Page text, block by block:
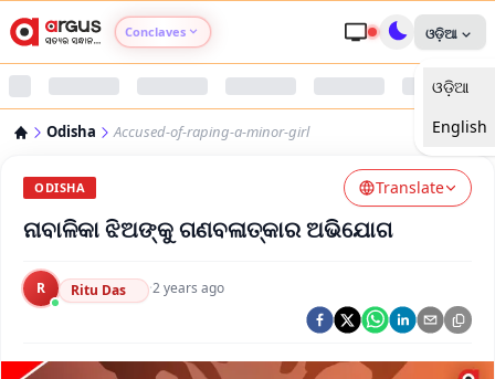
Conclaves
Argus Nari Shakti
Argus Swaad Odisha
ଓଡ଼ିଆ
ଓଡ଼ିଆ
English
Odisha Accused-of-raping-a-minor-girl
ODISHA Translate
ନାବାଳିକା ଝିଅଙ୍କୁ ଗଣବଳାତ୍କାର ଅଭିଯୋଗ
R Ritu Das ·2 years ago